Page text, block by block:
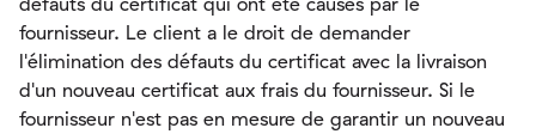
fournisseur. Le client a le droit de demander
l'élimination des défauts du certificat avec la livraison
d'un nouveau certificat aux frais du fournisseur. Si le
fournisseur n'est pas en mesure de garantir un nouveau